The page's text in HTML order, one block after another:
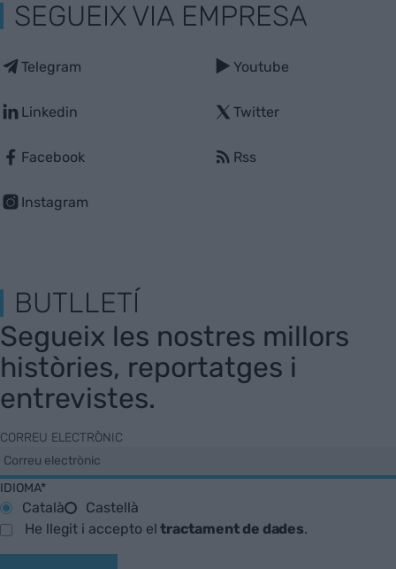
SEGUEIX VIA EMPRESA
Telegram
Linkedin
Facebook
Instagram
Youtube
Twitter
Rss
BUTLLETÍ
Segueix les nostres millors
històries, reportatges i
entrevistes.
CORREU ELECTRÒNIC
IDIOMA*
Català
Castellà
He llegit i accepto eltractament de dades.